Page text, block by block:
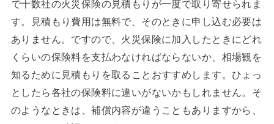
で十数社の火災保険の見積もりが一度で取り寄せられま
す。見積もり費用は無料で、そのときに申し込む必要は
ありません。ですので、火災保険に加入したときにどれ
くらいの保険料を支払わなければならないか、相場観を
知るために見積もりを取ることおすすめします。ひょっ
としたら各社の保険料に違いがないかもしれません。そ
のようなときは、補償内容が違うこともありますから、